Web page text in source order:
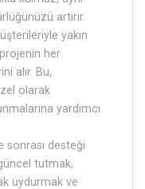
artırır.
yakın
her
alır. Bu,
olarak
yardımcı
sonrası desteği
tutmak,
uydurmak ve